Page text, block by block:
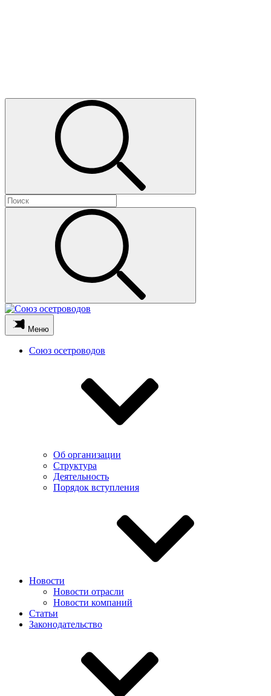
Меню
Союз осетроводов
Об организации
Структура
Деятельность
Порядок вступления
Новости
Новости отрасли
Новости компаний
Статьи
Законодательство